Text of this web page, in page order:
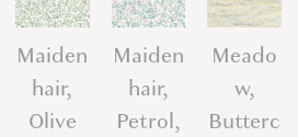
Maiden
hair,
Olive
Maiden
hair,
Petrol,
Meado
w,
Butterc